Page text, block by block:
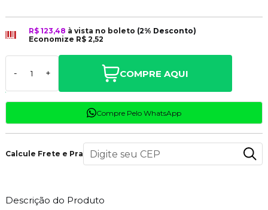
R$ 123,48 à vista no boleto (2% Desconto)
Economize R$ 2,52
- + COMPRE AQUI
Compre Pelo WhatsApp
Calcule Frete e Prazo
Descrição do Produto